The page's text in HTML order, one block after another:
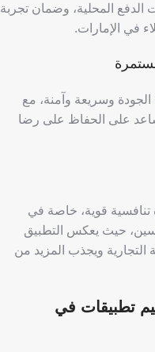
الدفع المحلية، وضمان تجربة
في الإمارات.
وسريعة وآمنة، مع
على الحفاظ على رضا
تنافسية قوية، خاصة في
حيث يعكس التطبيق
التجارية ويجذب المزيد من
تطبيقات في